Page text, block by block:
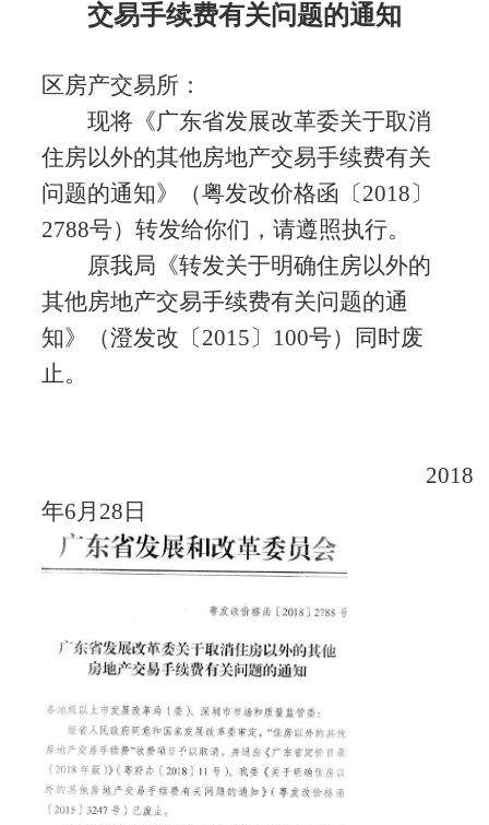
交易手续费有关问题的通知
区房产交易所 ：
现将《广东省发展改革委关于取消
住房以外的其他房地产交易手续费有关
问题的通知》（粤发改价格函〔2018〕
2788号）转发给你们，请遵照执行。
原我局《转发关于明确住房以外的
其他房地产交易手续费有关问题的通
知》（澄发改〔2015〕 100号）同时废
止。
2018
年6月 28 日